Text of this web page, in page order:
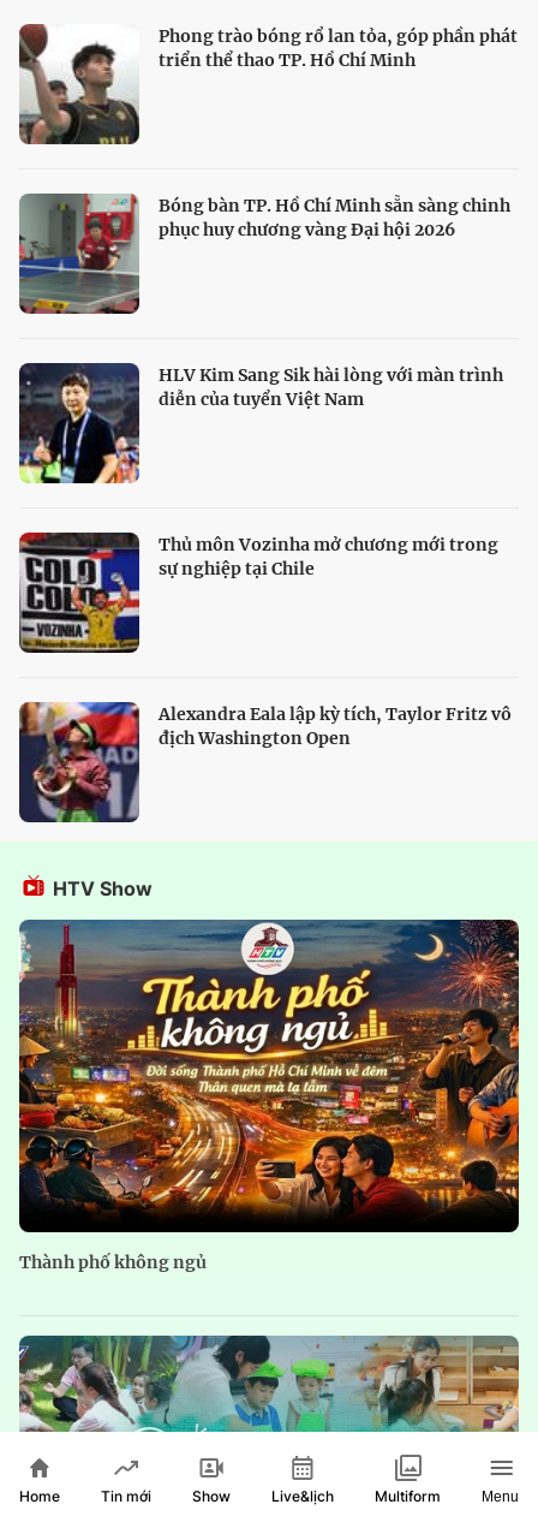
Phong trào bóng rổ lan tỏa, góp phần phát
triển thể thao TP. Hồ Chí Minh
Bóng bàn TP. Hồ Chí Minh sẵn sàng chinh
phục huy chương vàng Đại hội 2026
HLV Kim Sang Sik hài lòng với màn trình
diễn của tuyển Việt Nam
Thủ môn Vozinha mở chương mới trong
sự nghiệp tại Chile
Alexandra Eala lập kỳ tích, Taylor Fritz vô
địch Washington Open
HTV Show
Thành phố không ngủ
Home Tin mới Show Live&lịch Multiform Menu